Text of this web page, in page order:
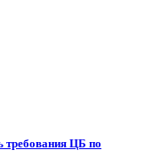
требования ЦБ по